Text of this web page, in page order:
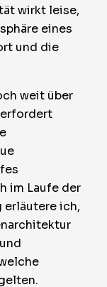
wirkt leise,
eines
und die
weit über
im Laufe der
erläutere ich,